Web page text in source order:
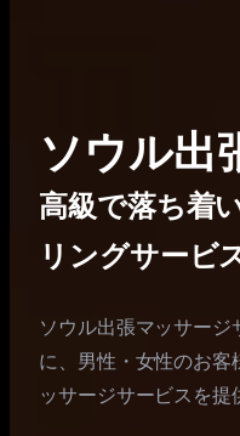
ソウル出
高級で落ち着
リングサービ
ソウル出張マッサー
に、男性・女性のお
ッサージサービスを提